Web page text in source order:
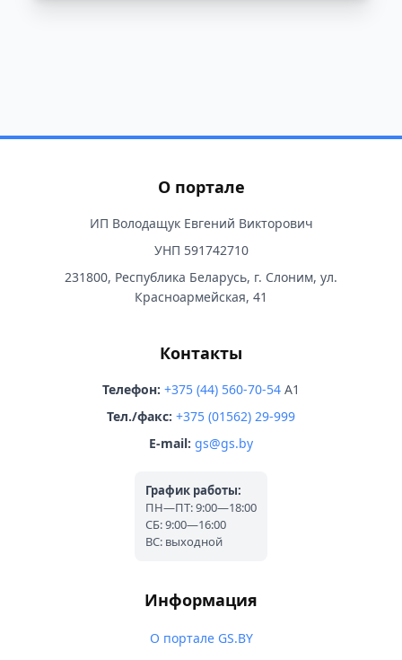
О портале
ИП Володащук Евгений Викторович
УНП 591742710
231800, Республика Беларусь, г. Слоним, ул.
Красноармейская, 41
Контакты
Телефон: +375 (44) 560-70-54 A1
Тел./факс: +375 (01562) 29-999
E-mail: gs@gs.by
График работы:
ПН—ПТ: 9:00—18:00
СБ: 9:00—16:00
ВС: выходной
Информация
О портале GS.BY